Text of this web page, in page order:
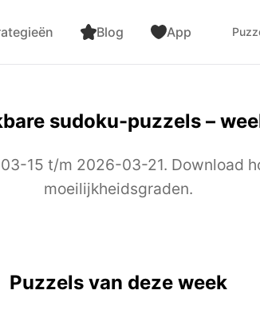
Blog App
sudoku-puzzels –
15 t/m 2026-03-21. Download
moeilijkheidsgraden.
Puzzels van deze week